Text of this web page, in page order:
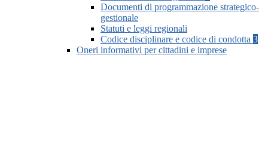
Documenti di programmazione strategico-
gestionale
Statuti e leggi regionali
Codice disciplinare e codice di condotta 3
Oneri informativi per cittadini e imprese